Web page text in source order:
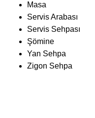
Masa
Servis Arabası
Servis Sehpası
Şömine
Yan Sehpa
Zigon Sehpa